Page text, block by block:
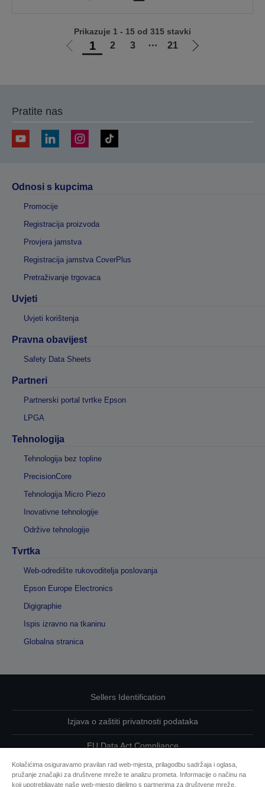
Idi
1 2 3 ⋯ 21
Idi
Prikazuje 1 - 15 od 315 stavki
Pratite nas
Odnosi s kupcima
Promocije
Registracija proizvoda
Provjera jamstva
Registracija jamstva CoverPlus
Pretraživanje trgovaca
Uvjeti
Uvjeti korištenja
Pravna obavijest
Safety Data Sheets
Partneri
Partnerski portal tvrtke Epson
LPGA
Tehnologija
Tehnologija bez topline
PrecisionCore
Tehnologija Micro Piezo
Inovativne tehnologije
Održive tehnologije
Tvrtka
Web-odredište rukovoditelja poslovanja
Epson Europe Electronics
Digigraphie
Ispis izravno na tkaninu
Globalna stranica
Sellers Identification
Izjava o zaštiti privatnosti podataka
EU Data Act Compliance
Kontaktirajte nas u vezi svojih podataka
Kolačićima osiguravamo pravilan rad web-mjesta, prilagodbu sadržaja i oglasa,
pružanje značajki za društvene mreže te analizu prometa. Informacije o načinu na
koji upotrebljavate naše web-mjesto dijelimo s partnerima za društvene mreže,